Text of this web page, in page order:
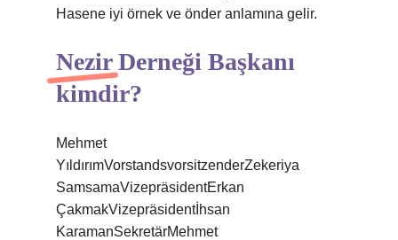
Hasene iyi örnek ve önder anlamına gelir.
Nezir Derneği Başkanı
kimdir?
Mehmet
YıldırımVorstandsvorsitzenderZekeriya
SamsamaVizepräsidentErkan
ÇakmakVizepräsidentİhsan
KaramanSekretärMehmet